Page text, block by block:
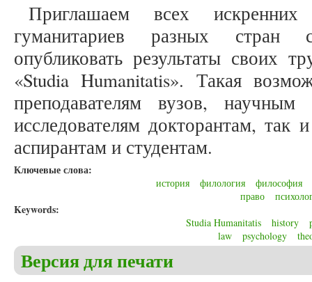
Приглашаем всех
гуманитариев разных стран
опубликовать результаты своих
«Studia Humanitatis». Такая
преподавателям вузов, научным
исследователям докторантам, так
аспирантам и студентам.
Ключевые слова:
история филология
философия
право
Keywords:
Studia Humanitatis history
law
psychology
Версия для печати